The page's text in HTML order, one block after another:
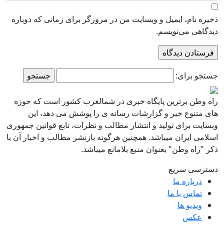
ذخیره نام، ایمیل و وبسایت من در مرورگر برای زمانی که دوباره
دیدگاهی می‌نویسم.
جستجو برای:
راه وطن برترین پایگاه خبری در شمالغرب کشور است که حوزه
های متنوع خبر و گزارشات رسانه ی را پوشش می دهد، این
وبسایت برای تولید و انتشار مطالب و نظرات، تابع قوانین جمهوری
اسلامی ایران میباشد. همچنین هرگونه بازنشر مطالب و اخبار آن با
ذکر "راه وطن" بعنوان منبع بلامانع میباشد.
دسترسی سریع
درباره ما
تماس با ما
ویدیو ها
عکس